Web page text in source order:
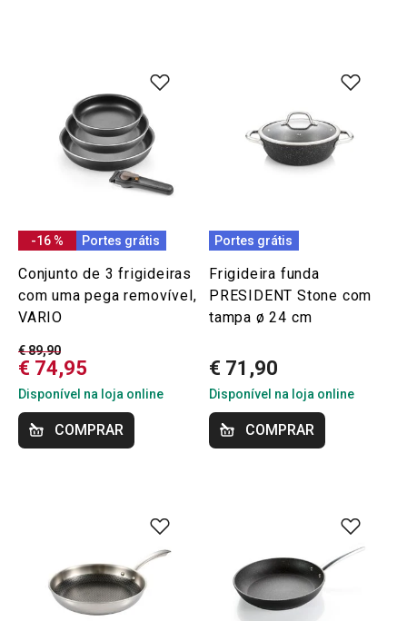
-16 % Portes grátis
Conjunto de 3 frigideiras
com uma pega removível,
VARIO
€ 89,90
€ 74,95
Disponível na loja online
COMPRAR
Portes grátis
Frigideira funda
PRESIDENT Stone com
tampa ø 24 cm
€ 71,90
Disponível na loja online
COMPRAR